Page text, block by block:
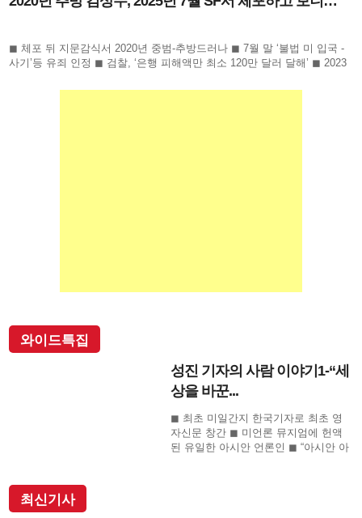
◼ 체포 뒤 지문감식서 2020년 중범-추방드러나 ◼ 7월 말 ‘불법 미 입국 -
사기’등 유죄 인정 ◼ 검찰, ‘은행 피해액만 최소 120만 달러 달해’ ◼ 2023
와이드특집
성진 기자의 사람 이야기1-“세
상을 바꾼...
◼ 최초 미일간지 한국기자로 최초 영
자신문 창간 ◼ 미언론 뮤지엄에 헌액
된 유일한 아시안 언론인 ◼ “아시안 아
최신기사